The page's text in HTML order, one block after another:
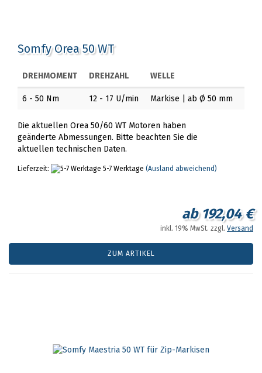
Somfy Orea 50 WT
DREHMOMENT DREHZAHL WELLE
6 - 50 Nm 12 - 17 U/min Markise | ab Ø 50 mm
Die aktuellen Orea 50/60 WT Motoren haben
geänderte Abmessungen. Bitte beachten Sie die
aktuellen technischen Daten.
Lieferzeit: 5-7 Werktage (Ausland abweichend)
ab 192,04 €
inkl. 19% MwSt. zzgl. Versand
ZUM ARTIKEL